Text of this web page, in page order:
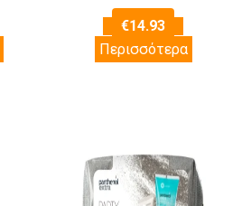
€14.93
Περισσότερα